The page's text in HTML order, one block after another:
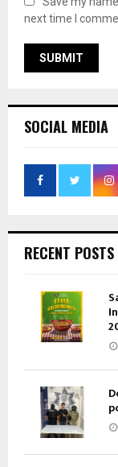
next time I
SOCIAL MEDIA
RECENT POSTS